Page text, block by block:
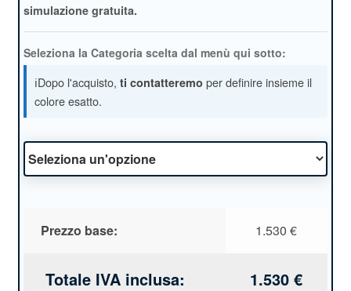
simulazione gratuita.
Seleziona la Categoria scelta dal menù qui sotto:
ℹ️Dopo l'acquisto, ti contatteremo per definire insieme il
colore esatto.
Prezzo base: 1.530€
Totale IVA inclusa: 1.530€